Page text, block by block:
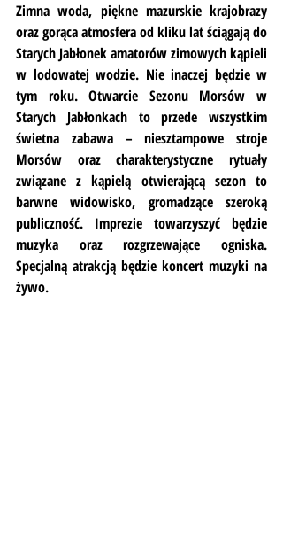
Zimna woda, piękne mazurskie krajobrazy
oraz gorąca atmosfera od kliku lat ściągają do
Starych Jabłonek amatorów zimowych kąpieli
w lodowatej wodzie. Nie inaczej będzie w
tym roku. Otwarcie Sezonu Morsów w
Starych Jabłonkach to przede wszystkim
świetna zabawa – niesztampowe stroje
Morsów oraz charakterystyczne rytuały
związane z kąpielą otwierającą sezon to
barwne widowisko, gromadzące szeroką
publiczność. Imprezie towarzyszyć będzie
muzyka oraz rozgrzewające ogniska.
Specjalną atrakcją będzie koncert muzyki na
żywo.